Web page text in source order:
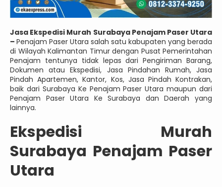
Jasa Ekspedisi Murah Surabaya Penajam Paser Utara
– Penajam Paser Utara salah satu kabupaten yang berada
di Wilayah Kalimantan Timur dengan Pusat Pemerintahan
Penajam tentunya tidak lepas dari Pengiriman Barang,
Dokumen atau Ekspedisi, Jasa Pindahan Rumah, Jasa
Pindah Apartemen, Kantor, Kos, Jasa Pindah Kontrakan,
baik dari Surabaya Ke Penajam Paser Utara maupun dari
Penajam Paser Utara Ke Surabaya dan Daerah yang
lainnya.
Ekspedisi Murah
Surabaya Penajam Paser
Utara